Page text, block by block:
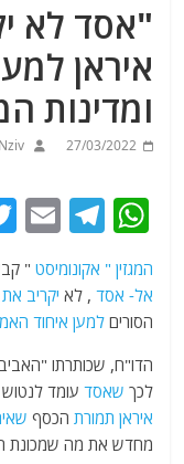
"אסד לא
איראן
ומדינות
27/03/2022
Nziv
W
at
s
A
p
p
T
e
g
ra
m
E
l
המגזין " אקונומיסט "
אל- אסד , לא יקריב את
הסוריםלמען איחוד
הדו"ח, שכותרתו
לכך שאסד עומד
איראן תמורת הכסף
מחדש את מה שמכונת